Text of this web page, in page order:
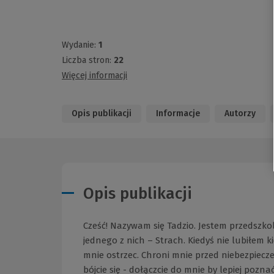
Wydanie: 1
Liczba stron: 22
Więcej informacji
Opis publikacji Informacje Autorzy
Opis publikacji
Cześć! Nazywam się Tadzio. Jestem
jednego z nich – Strach. Kiedyś nie lubiłem
mnie ostrzec. Chroni mnie przed
bójcie się - dołączcie do mnie by lepiej